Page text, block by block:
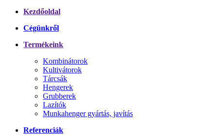
Kezdőoldal
Cégünkről
Termékeink
Kombinátorok
Kultivátorok
Tárcsák
Hengerek
Grubberek
Lazítók
Munkahenger gyártás, javítás
Referenciák